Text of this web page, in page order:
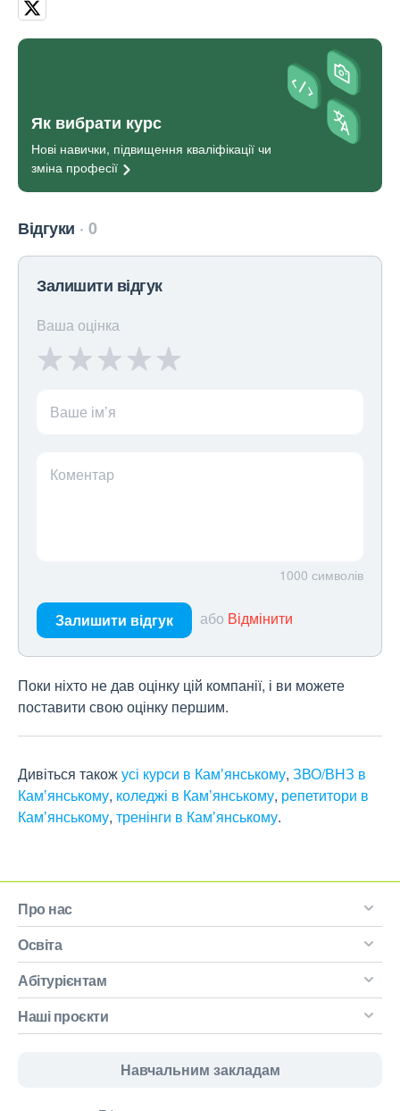
Як вибрати курс
Нові навички, підвищення кваліфікації чи
зміна професії
Відгуки 0
Залишити відгук
Ваша оцінка
Ваше ім’я
Коментар
1000 символів
Залишити відгук або Відмінити
Поки ніхто не дав оцінку цій компанії, і ви можете
поставити свою оцінку першим.
Дивіться такожусі курси в Камʼянському, ЗВО/ВНЗ в
Камʼянському, коледжі в Камʼянському, репетитори в
Камʼянському, тренінги в Камʼянському.
Про нас
Освіта
Абітурієнтам
Наші проєкти
Навчальним закладам